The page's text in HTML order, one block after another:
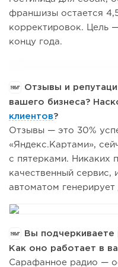
франшизы остается
корректировок. Цель
концу года.
Отзывы и
вашего бизнеса?
клиентов?
Отзывы — это 30%
«Яндекс.Картами»,
с пятерками. Никаких
качественный сервис,
автоматом генерирует
Вы подчеркиваете
Как оно работает в
Сарафанное радио —